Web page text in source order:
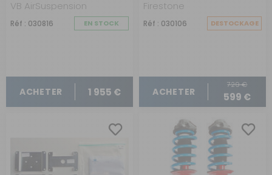
VB AirSuspension
Réf : 030816 EN STOCK
ACHETER 1 955 €
Firestone
Réf : 030106 DESTOCKAGE
ACHETER
729 €
599 €